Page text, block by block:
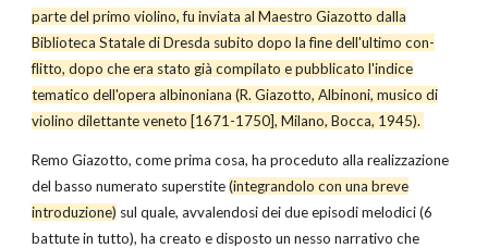
parte del primo violino, fu inviata al Maestro Giazotto dalla
Biblioteca Statale di Dresda subito dopo la fìne dell'ultimo con­
flitto, dopo che era stato già compilato e pubblicato l'indice
tematico dell'opera albinoniana (R. Giazotto, Albinoni, musico di
violino dilettante veneto [1671-1750], Milano, Bocca, 1945).
Remo Giazotto, come prima cosa, ha proceduto alla realizzazione
del basso numerato superstite(integrandolo con una breve
introduzione) sul quale, av­valendosi dei due episodi melodici (6
battute in tutto), ha creato e disposto un nesso narrativo che